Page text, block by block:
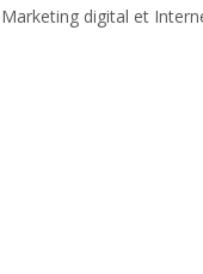
digital et